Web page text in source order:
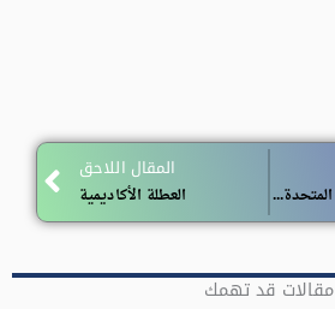
جائزة منظمة الأمم المتحدة للتنمية الصناعية”عالم واحد من أجل التنمية المستدامة”
المقال اللاحق
العطلة الأكاديمية
مقالات قد تهمك